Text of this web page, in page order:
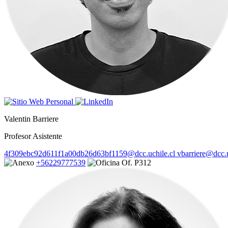
Valentin Barriere
Profesor Asistente
4f309ebc92d611f1a00db26d63bf1159@dcc.uchile.cl
+56229777539
Of. P312